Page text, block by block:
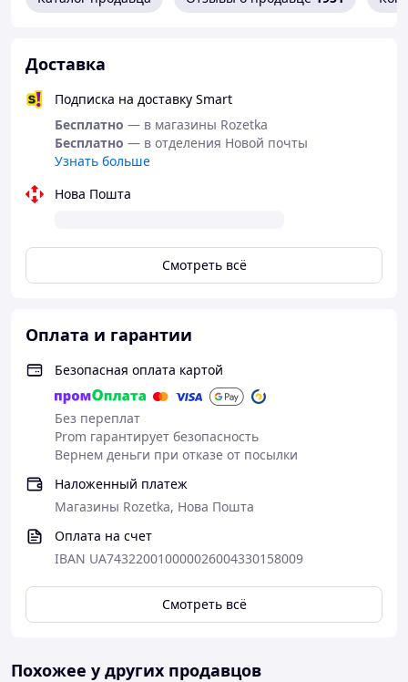
антимикробными свойствами.
сердечных заболеваний,
При заваривании получается темно-
вишневый настой с пряным ягодным вкусом
с кислинкой и ярким ароматом спелых
вишен.
Фильтр пакеты
для заваривания
можете
приобрести здесь
У нас вы найдете любимый
чай изсерии Чайные
Шедевры
Доставка
Подписка на доставку Smart
Бесплатно — в магазины Rozetka
Бесплатно — в отделения Новой почты
Узнать больше
Нова Пошта
Смотреть всё
Оплата и гарантии
Безопасная оплата картой
Без переплат
Prom гарантирует безопасность
Вернем деньги при отказе от посылки
Наложенный платеж
Магазины Rozetka, Нова Пошта
Оплата на счет
IBAN UA743220010000026004330158009
Смотреть всё
Похожее у других продавцов